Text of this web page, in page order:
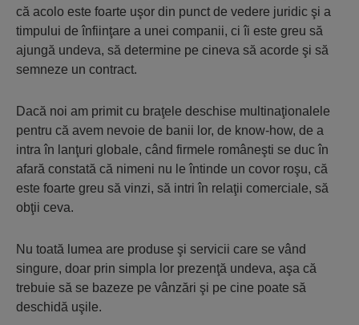
că acolo este foarte uşor din punct de vedere juridic şi a
timpului de înfiinţare a unei companii, ci îi este greu să
ajungă undeva, să determine pe cineva să acorde şi să
semneze un contract.
Dacă noi am primit cu braţele deschise multinaţionalele
pentru că avem nevoie de banii lor, de know-how, de a
intra în lanţuri globale, când firmele româneşti se duc în
afară constată că nimeni nu le întinde un covor roşu, că
este foarte greu să vinzi, să intri în relaţii comerciale, să
obţii ceva.
Nu toată lumea are produse şi servicii care se vând
singure, doar prin simpla lor prezenţă undeva, aşa că
trebuie să se bazeze pe vânzări şi pe cine poate să
deschidă uşile.